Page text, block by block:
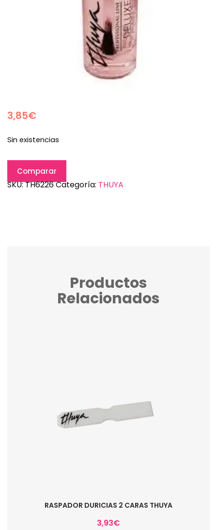
3,85€
Sin existencias
Comparar
SKU:TH6226Categoría: THUYA
Productos
Relacionados
RASPADOR DURICIAS 2 CARAS THUYA
3,93€